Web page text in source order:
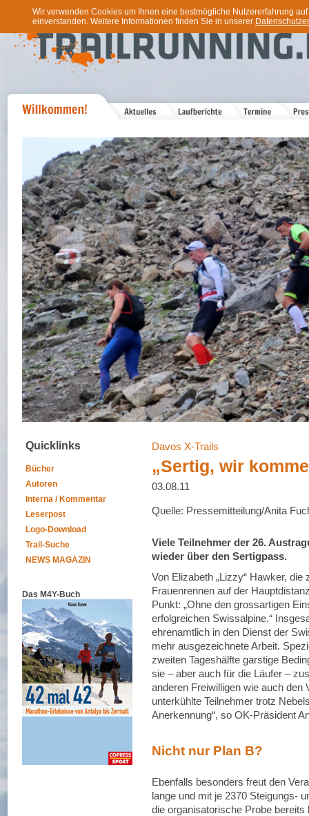
Wir verwenden Cookies um Ihnen eine bestmögliche Nutzererfahrung
einverstanden. Weitere Informationen finden Sie in unserer
Quicklinks
Bücher
Autoren
Interna / Kommentar
Leserpost
Logo-Download
Trail-Suche
NEWS MAGAZIN
Das M4Y-Buch
Davos X-Trails
„Sertig, wir
03.08.11
Quelle: Pressemitteilung/Anita
Viele Teilnehmer der 26.
wieder über den Sertigpass.
Von Elizabeth „Lizzy“ Hawker,
Frauenrennen auf der
Punkt: „Ohne den grossartigen
erfolgreichen Swissalpine.“
ehrenamtlich in den Dienst der
mehr ausgezeichnete Arbeit.
zweiten Tageshälfte garstige
sie – aber auch für die Läufer –
anderen Freiwilligen wie auch den
unterkühlte Teilnehmer trotz
Anerkennung“, so OK-Präsident
Nicht nur Plan B?
Ebenfalls besonders freut den
lange und mit je 2370 Steigungs-
die organisatorische Probe bereits